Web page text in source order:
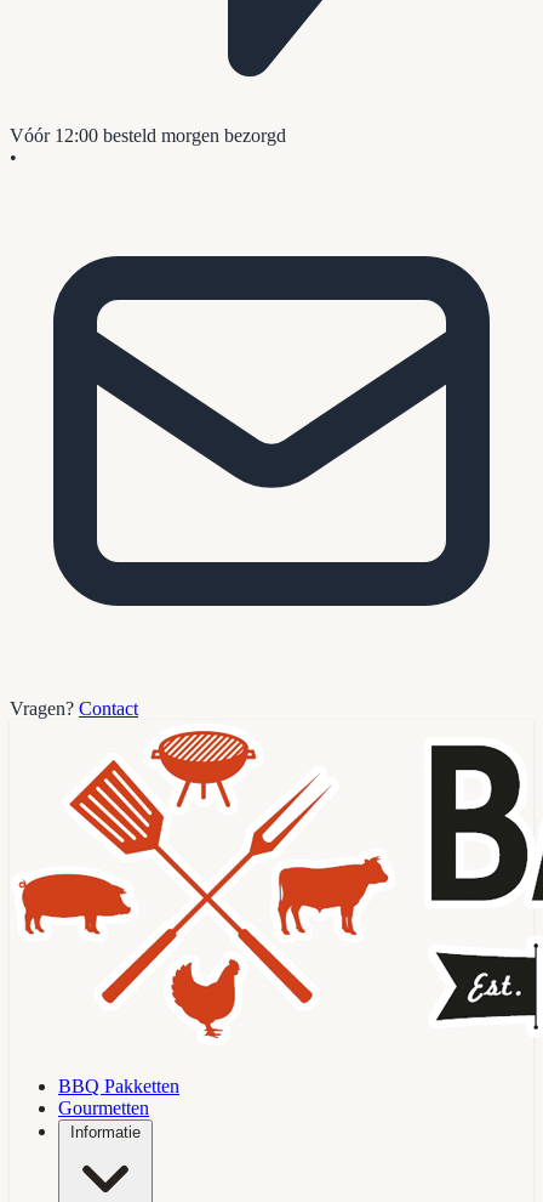
Vóór 12:00 besteld morgen bezorgd
•
Vragen? Contact
BBQ Pakketten
Gourmetten
Informatie